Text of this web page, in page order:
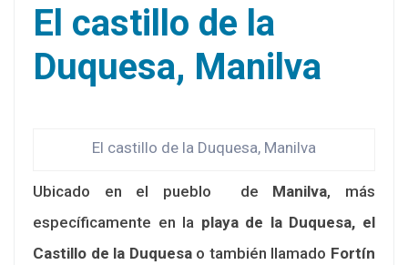
El castillo de la
Duquesa, Manilva
El castillo de la Duquesa, Manilva
Ubicado en el pueblo de Manilva, más
específicamente en la playa de la Duquesa, el
Castillo de la Duquesao también llamado Fortín